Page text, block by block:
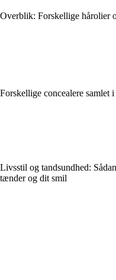
Overblik: Forskellige hårolier
Forskellige concealere samlet
Livsstil og tandsundhed:
tænder og dit smil